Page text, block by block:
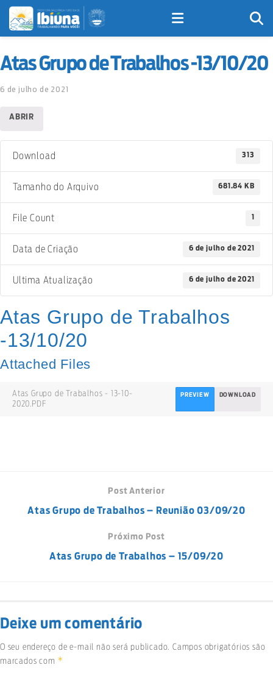
Atas Grupo de Trabalhos -13/10/20
6 de julho de 2021
ABRIR
Download 313
Tamanho do Arquivo 681.84 KB
File Count 1
Data de Criação 6 de julho de 2021
Ultima Atualização 6 de julho de 2021
Atas Grupo de Trabalhos
-13/10/20
Attached Files
Atas Grupo de Trabalhos - 13-10-
2020.PDF
PREVIEW DOWNLOAD
Post Anterior
Atas Grupo de Trabalhos – Reunião 03/09/20
Próximo Post
Atas Grupo de Trabalhos – 15/09/20
Deixe um comentário
O seu endereço de e-mail não será publicado. Campos obrigatórios são
marcados com *